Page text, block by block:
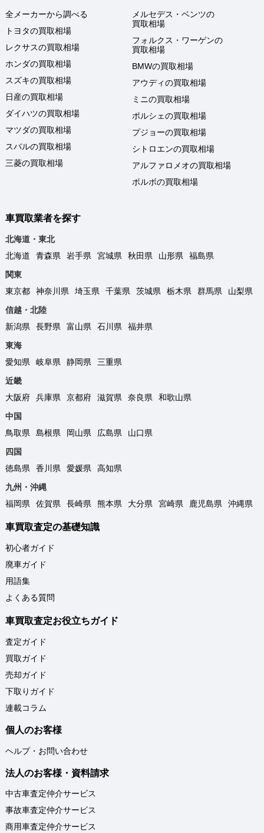
全メーカーから調べる
トヨタの買取相場
レクサスの買取相場
ホンダの買取相場
スズキの買取相場
日産の買取相場
ダイハツの買取相場
マツダの買取相場
スバルの買取相場
三菱の買取相場
メルセデス・ベンツの
買取相場
フォルクス・ワーゲンの
買取相場
BMWの買取相場
アウディの買取相場
ミニの買取相場
ポルシェの買取相場
プジョーの買取相場
シトロエンの買取相場
アルファロメオの買取相場
ボルボの買取相場
車買取業者を探す
北海道・東北
北海道
青森県 岩手県 宮城県 秋田県 山形県
福島県
関東
東京都
神奈川県 埼玉県 千葉県 茨城県 栃木県 群馬県
山梨県
信越・北陸
新潟県
長野県 富山県 石川県
福井県
東海
愛知県
岐阜県 静岡県
三重県
近畿
大阪府
兵庫県 京都府 滋賀県 奈良県
和歌山県
中国
鳥取県
島根県 岡山県 広島県
山口県
四国
徳島県
香川県 愛媛県
高知県
九州・沖縄
福岡県
佐賀県 長崎県 熊本県 大分県 宮崎県 鹿児島県 沖縄県
車買取査定の基礎知識
初心者ガイド
廃車ガイド
用語集
よくある質問
車買取査定お役立ちガイド
査定ガイド
買取ガイド
売却ガイド
下取りガイド
連載コラム
個人のお客様
ヘルプ・お問い合わせ
法人のお客様・資料請求
中古車査定仲介サービス
事故車査定仲介サービス
商用車査定仲介サービス